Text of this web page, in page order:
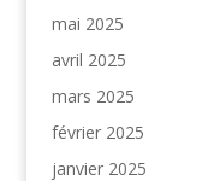
mai 2025
avril 2025
mars 2025
février 2025
janvier 2025